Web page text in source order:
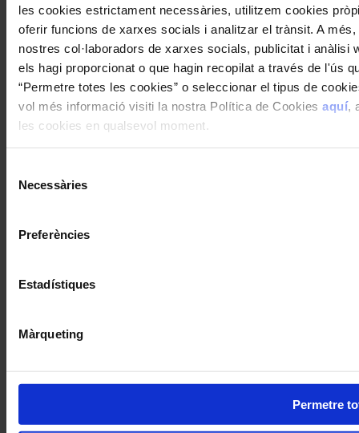
les cookies estrictament necessàries, utilitzem cookies
oferir funcions de xarxes socials i analitzar el trànsit. A
nostres col·laboradors de xarxes socials, publicitat i
els hagi proporcionat o que hagin recopilat a través de l'ús
“Permetre totes les cookies” o seleccionar el tipus de
vol més informació visiti la nostra Política de Cookies aquí,
les cookies en qualsevol moment.
Necessàries
Preferències
Estadístiques
Màrqueting
Permetre
Cerca